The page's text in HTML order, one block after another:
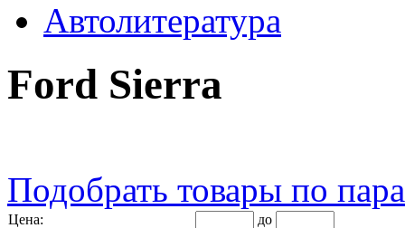
Автолитература
Ford Sierra
Подобрать товары по
Цена:
до